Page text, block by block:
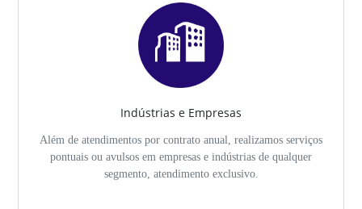
Indústrias e Empresas
Além de atendimentos por contrato anual, realizamos serviços
pontuais ou avulsos em empresas e indústrias de qualquer
segmento, atendimento exclusivo.